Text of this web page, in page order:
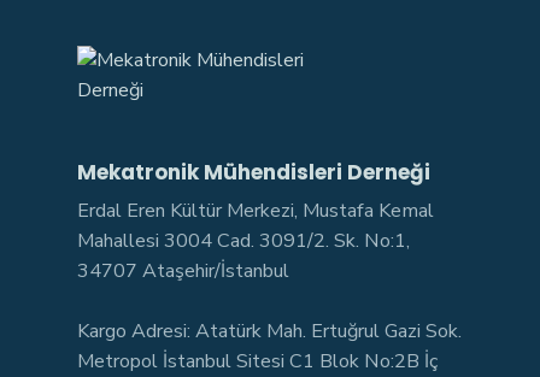
Mekatronik Mühendisleri Derneği
Erdal Eren Kültür Merkezi, Mustafa Kemal
Mahallesi 3004 Cad. 3091/2. Sk. No:1,
34707 Ataşehir/İstanbul
Kargo Adresi: Atatürk Mah. Ertuğrul Gazi Sok.
Metropol İstanbul Sitesi C1 Blok No:2B İç